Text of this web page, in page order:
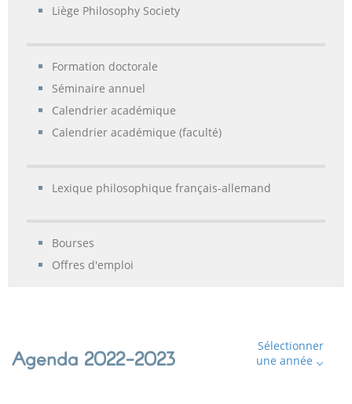
Liège Philosophy Society
Formation doctorale
Séminaire annuel
Calendrier académique
Calendrier académique (faculté)
Lexique philosophique français-allemand
Bourses
Offres d'emploi
Sélectionner
une année
Agenda 2022-2023